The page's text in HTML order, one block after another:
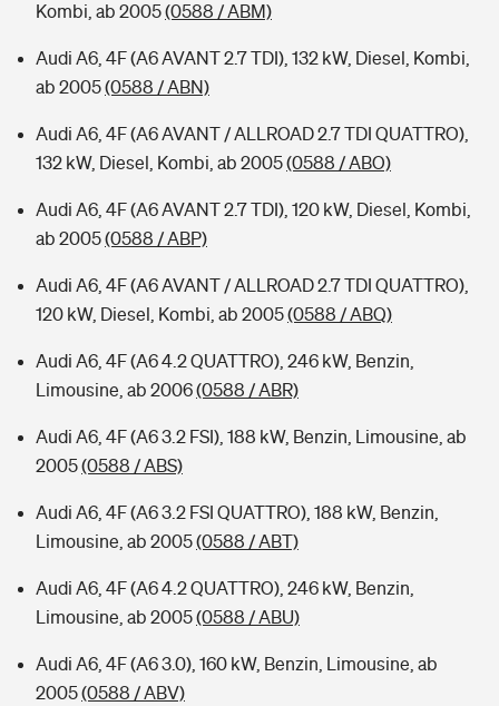
Kombi, ab 2005(0588 / ABM)
Audi A6, 4F (A6 AVANT 2.7 TDI), 132 kW, Diesel, Kombi,
ab 2005(0588 / ABN)
Audi A6, 4F (A6 AVANT / ALLROAD 2.7 TDI QUATTRO),
132 kW, Diesel, Kombi, ab 2005(0588 / ABO)
Audi A6, 4F (A6 AVANT 2.7 TDI), 120 kW, Diesel, Kombi,
ab 2005(0588 / ABP)
Audi A6, 4F (A6 AVANT / ALLROAD 2.7 TDI QUATTRO),
120 kW, Diesel, Kombi, ab 2005(0588 / ABQ)
Audi A6, 4F (A6 4.2 QUATTRO), 246 kW, Benzin,
Limousine, ab 2006(0588 / ABR)
Audi A6, 4F (A6 3.2 FSI), 188 kW, Benzin, Limousine, ab
2005(0588 / ABS)
Audi A6, 4F (A6 3.2 FSI QUATTRO), 188 kW, Benzin,
Limousine, ab 2005(0588 / ABT)
Audi A6, 4F (A6 4.2 QUATTRO), 246 kW, Benzin,
Limousine, ab 2005(0588 / ABU)
Audi A6, 4F (A6 3.0), 160 kW, Benzin, Limousine, ab
2005(0588 / ABV)